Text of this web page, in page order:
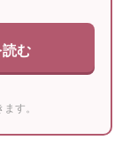
む
す。